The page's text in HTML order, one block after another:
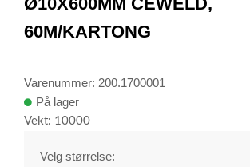
60M/KARTONG
Varenummer: 200.1700001
På lager
Vekt: 10000
Velg størrelse: